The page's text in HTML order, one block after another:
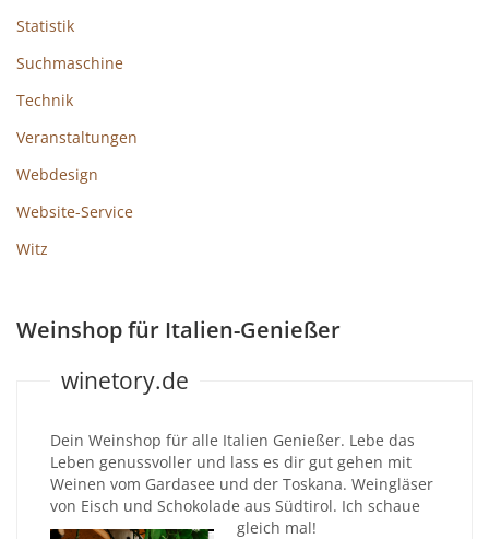
Statistik
Suchmaschine
Technik
Veranstaltungen
Webdesign
Website-Service
Witz
Weinshop für Italien-Genießer
winetory.de
Dein Weinshop für alle Italien Genießer. Lebe das
Leben genussvoller und lass es dir gut gehen mit
Weinen vom Gardasee und der Toskana. Weingläser
von Eisch und Schokolade aus Südtirol. Ich schaue
gleich mal!